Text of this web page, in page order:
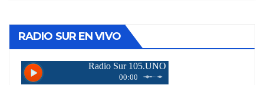
RADIO SUR EN VIVO